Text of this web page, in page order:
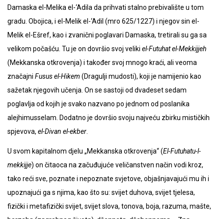
Damaska el-Melika el-‘Adila da prihvati stalno prebivalište u tom
gradu. Obojica, i el-Melik el-‘Adil (mro 625/1227) i njegov sin el-
Melik el-Ešref, kao i zvanični poglavari Damaska, tretirali su ga sa
velikom počašću. Tu je on dovršio svoj veliki el-Futuhat el-Mekkijjeh
(Mekkanska otkrovenja) i također svoj mnogo kraći, ali veoma
značajni Fusus el-Hikem (Dragulji mudosti), koji je namijenio kao
sažetak njegovih učenja. On se sastoji od dvadeset sedam
poglavlja od kojih je svako nazvano po jednom od poslanika
alejhimusselam. Dodatno je dovršio svoju najveću zbirku mističkih
spjevova, el-Divan el-ekber
U svom kapitalnom djelu „Mekkanska otkrovenja“ (El-Futuhatu-l-
mekkijje) on čitaoca na začuđujuće veličanstven način vodi kroz,
tako reći sve, poznate i nepoznate svjetove, objašnjavajući mu ih i
upoznajući ga s njima, kao što su: svijet duhova, svijet tjelesa,
fizički i metafizički svijet, svijet slova, tonova, boja, razuma, mašte,